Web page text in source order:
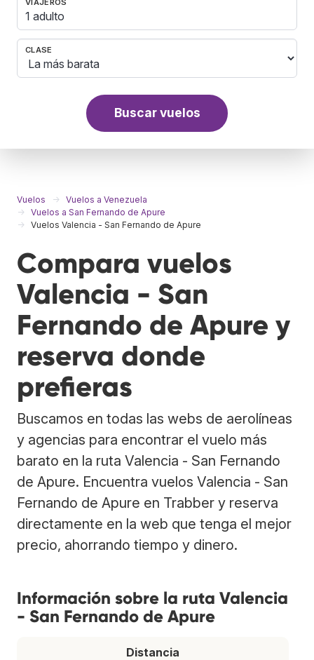
1 adulto
CLASE
Buscar vuelos
Vuelos
Vuelos a Venezuela
Vuelos a San Fernando de Apure
Vuelos Valencia - San Fernando de Apure
Compara vuelos
Valencia - San
Fernando de Apure y
reserva donde
prefieras
Buscamos en todas las webs de aerolíneas
y agencias para encontrar el vuelo más
barato en la ruta Valencia - San Fernando
de Apure. Encuentra vuelos Valencia - San
Fernando de Apure en Trabber y reserva
directamente en la web que tenga el mejor
precio, ahorrando tiempo y dinero.
Información sobre la ruta Valencia
- San Fernando de Apure
Distancia